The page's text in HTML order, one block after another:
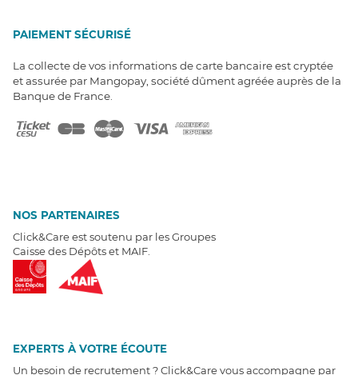
PAIEMENT SÉCURISÉ
La collecte de vos informations de carte bancaire est cryptée
et assurée par Mangopay, société dûment agréée auprès de la
Banque de France.
NOS PARTENAIRES
Click&Care est soutenu par les Groupes
Caisse des Dépôts et MAIF.
EXPERTS À VOTRE ÉCOUTE
Un besoin de recrutement ? Click&Care vous accompagne par